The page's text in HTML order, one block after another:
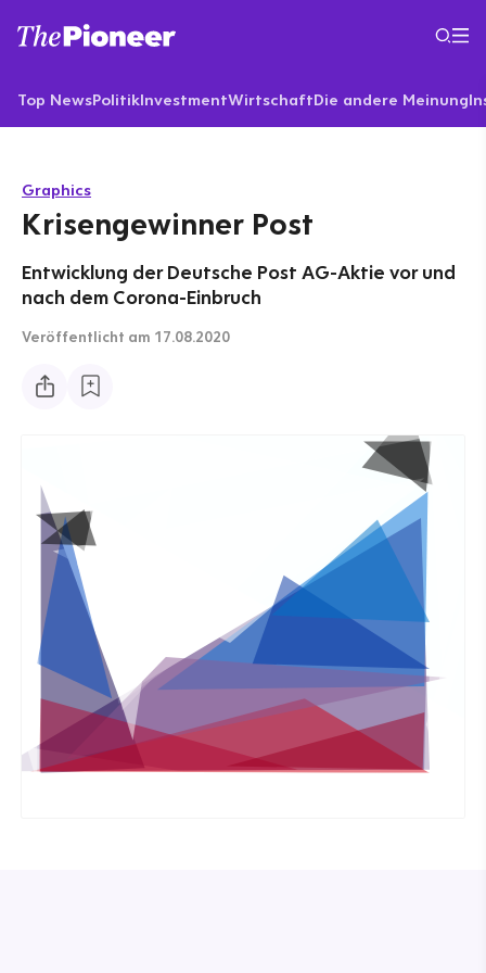
Top NewsPolitikInvestmentWirtschaftDie andere Meinung
Graphics
Krisengewinner Post
Entwicklung der Deutsche Post AG-Aktie vor und
nach dem Corona-Einbruch
Veröffentlicht am 17.08.2020